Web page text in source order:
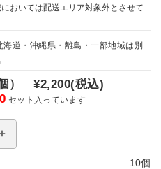
おいては配送エリア対象外とさせて
道・沖縄県・離島・一部地域は別
個）¥2,200(税込)
0 セット入っています
10個